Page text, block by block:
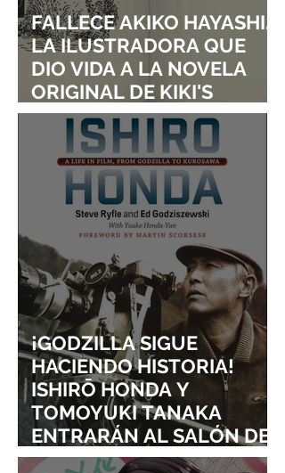
FALLECE AKIKO HAYASHI,
LA ILUSTRADORA QUE
DIO VIDA A LA NOVELA
ORIGINAL DE KIKI'S
DELIVERY SERVICE
¡GODZILLA SIGUE
HACIENDO HISTORIA!
ISHIRŌ HONDA Y
TOMOYUKI TANAKA
ENTRARÁN AL SALÓN DE
LA FAMA DE LOS EFECTOS